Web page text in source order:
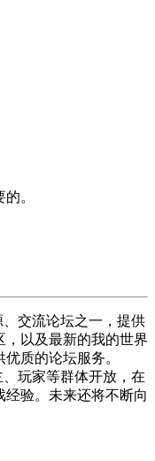
。
交流论坛之一，提供
以及最新的我的世界
质的论坛服务。
玩家等群体开放，在
验。未来还将不断向